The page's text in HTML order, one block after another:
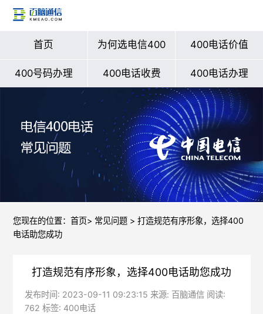
首页 为何选电信400 400电话价值
400号码办理 400电话收费 400电话办理
您现在的位置： 首页> 常见问题> 打造规范有序形象，选择400
电话助您成功
打造规范有序形象，选择400电话助您成功
发布时间: 2023-09-11 09:23:15 来源: 百脑通信 阅读:
762 标签: 400电话